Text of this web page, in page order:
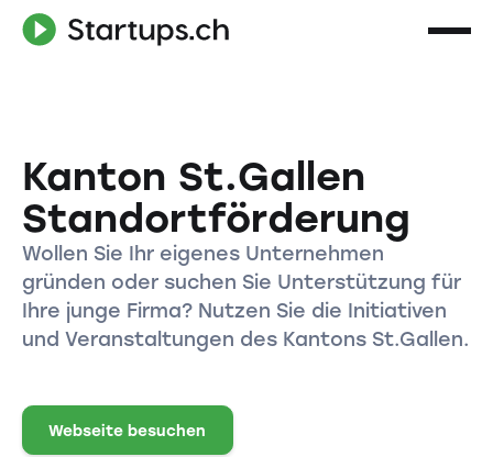
Kanton St.Gallen
Standortförderung
Wollen Sie Ihr eigenes Unternehmen
gründen oder suchen Sie Unterstützung für
Ihre junge Firma? Nutzen Sie die Initiativen
und Veranstaltungen des Kantons St.Gallen.
Webseite besuchen